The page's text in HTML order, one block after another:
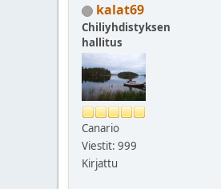
kalat69
Chiliyhdistyksen
hallitus
Canario
Viestit: 999
Kirjattu